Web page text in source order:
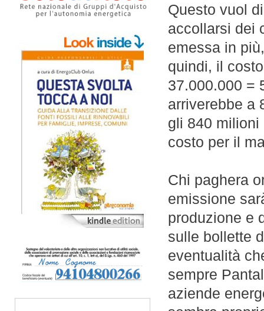
Questo vuol
accollarsi dei
emessa in
quindi, il
37.000.000 =
arriverebbe a
gli 840 milioni
costo per il
Chi paghera
emissione
produzione e
sulle bollette
eventualità
sempre
aziende